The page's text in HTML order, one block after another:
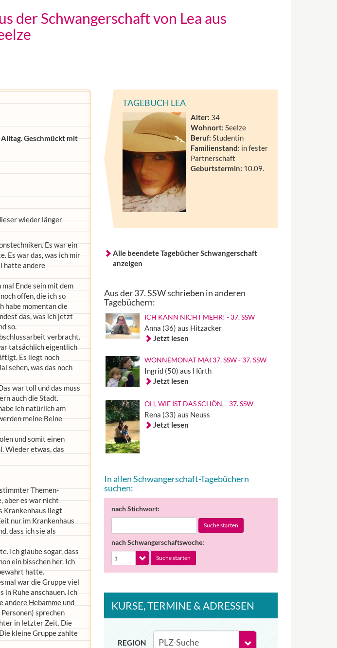
der Schwangerschaft von Lea aus
Geschmückt mit
wieder länger
Es war ein
Es war das, was ich mir
hatte andere
Ende sein mit dem
offen, die ich so
habe momentan die
das, was ich jetzt
so.
verbracht.
tatsächlich eigentlich
Es liegt noch
sehen, was das noch
war toll und das muss
auch die Stadt.
ich natürlich am
meine Beine
und somit einen
Wieder etwas, das
Themen-
aber es war nicht
Krankenhaus liegt
nur im Krankenhaus
dass ich sie als
Ich glaube sogar, dass
ein bisschen her. Ich
hatte.
war die Gruppe viel
in Ruhe anschauen. Ich
andere Hebamme und
sprechen
in letzter Zeit. Die
kleine Gruppe zahlte
TAGEBUCH LEA
Alter: 34
Wohnort: Seelze
Beruf: Studentin
Familienstand: in fester
Partnerschaft
Geburtstermin: 10.09.
Alle beendete Tagebücher Schwangerschaft
anzeigen
Aus der 37. SSW schrieben in anderen
Tagebüchern:
ICH KANN NICHT MEHR! - 37. SSW
Anna (36) aus Hitzacker
Jetzt lesen
WONNEMONAT MAI 37. SSW - 37. SSW
Ingrid (50) aus Hürth
Jetzt lesen
OH, WIE IST DAS SCHÖN. - 37. SSW
Rena (33) aus Neuss
Jetzt lesen
In allen Schwangerschaft-Tagebüchern
suchen:
nach Stichwort:
Suche starten
nach Schwangerschaftswoche:
Suche starten
KURSE, TERMINE & ADRESSEN
REGION